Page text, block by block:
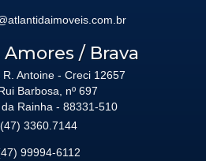
Amores / Brava
Antoine - Creci 12657
Barbosa, nº 697
Rainha - 88331-510
(47) 3360.7144
99994-6112